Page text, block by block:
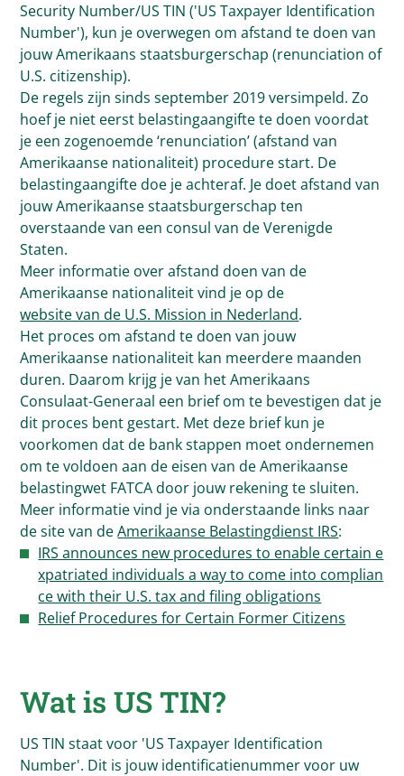
Security Number/US TIN ('US Taxpayer Identification
Number'), kun je overwegen om afstand te doen van
jouw Amerikaans staatsburgerschap (renunciation of
U.S. citizenship).
De regels zijn sinds september 2019 versimpeld. Zo
hoef je niet eerst belastingaangifte te doen voordat
je een zogenoemde ‘renunciation’ (afstand van
Amerikaanse nationaliteit) procedure start. De
belastingaangifte doe je achteraf. Je doet afstand van
jouw Amerikaanse staatsburgerschap ten
overstaande van een consul van de Verenigde
Staten.
Meer informatie over afstand doen van de
Amerikaanse nationaliteit vind je op de
website van de U.S. Mission in Nederland.
Het proces om afstand te doen van jouw
Amerikaanse nationaliteit kan meerdere maanden
duren. Daarom krijg je van het Amerikaans
Consulaat-Generaal een brief om te bevestigen dat je
dit proces bent gestart. Met deze brief kun je
voorkomen dat de bank stappen moet ondernemen
om te voldoen aan de eisen van de Amerikaanse
belastingwet FATCA door jouw rekening te sluiten.
Meer informatie vind je via onderstaande links naar
de site van deAmerikaanse Belastingdienst IRS:
IRS announces new procedures to enable certain e
xpatriated individuals a way to come into complian
ce with their U.S. tax and filing obligations
Relief Procedures for Certain Former Citizens
Wat is US TIN?
US TIN staat voor 'US Taxpayer Identification
Number'. Dit is jouw identificatienummer voor uw